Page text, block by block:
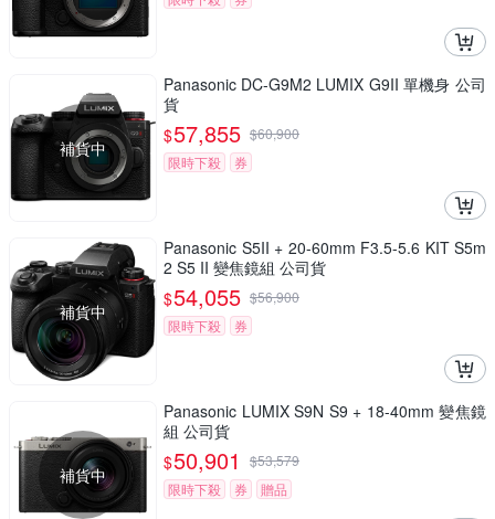
補貨中
Panasonic DC-G9M2 LUMIX G9II 單機身 公司
貨
$57,855 $60,900
限時下殺
券
補貨中
Panasonic S5II + 20-60mm F3.5-5.6 KIT S5m
2 S5 II 變焦鏡組 公司貨
$54,055 $56,900
限時下殺
券
補貨中
Panasonic LUMIX S9N S9 + 18-40mm 變焦鏡
組 公司貨
$50,901 $53,579
限時下殺
券 贈品